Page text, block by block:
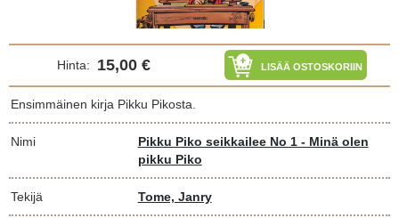
Hinta: 15,00 € LISÄÄ OSTOSKORIIN
Ensimmäinen kirja Pikku Pikosta.
Nimi
Pikku Piko seikkailee No 1 - Minä olen
pikku Piko
Tekijä Tome, Janry